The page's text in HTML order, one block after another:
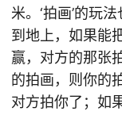
米。‘拍画’的玩
到地上，如果能
赢，对方的那张
的拍画，则你的
对方拍你了；如